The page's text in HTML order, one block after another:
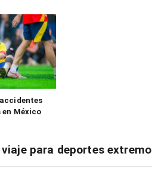
México
viaje para deportes